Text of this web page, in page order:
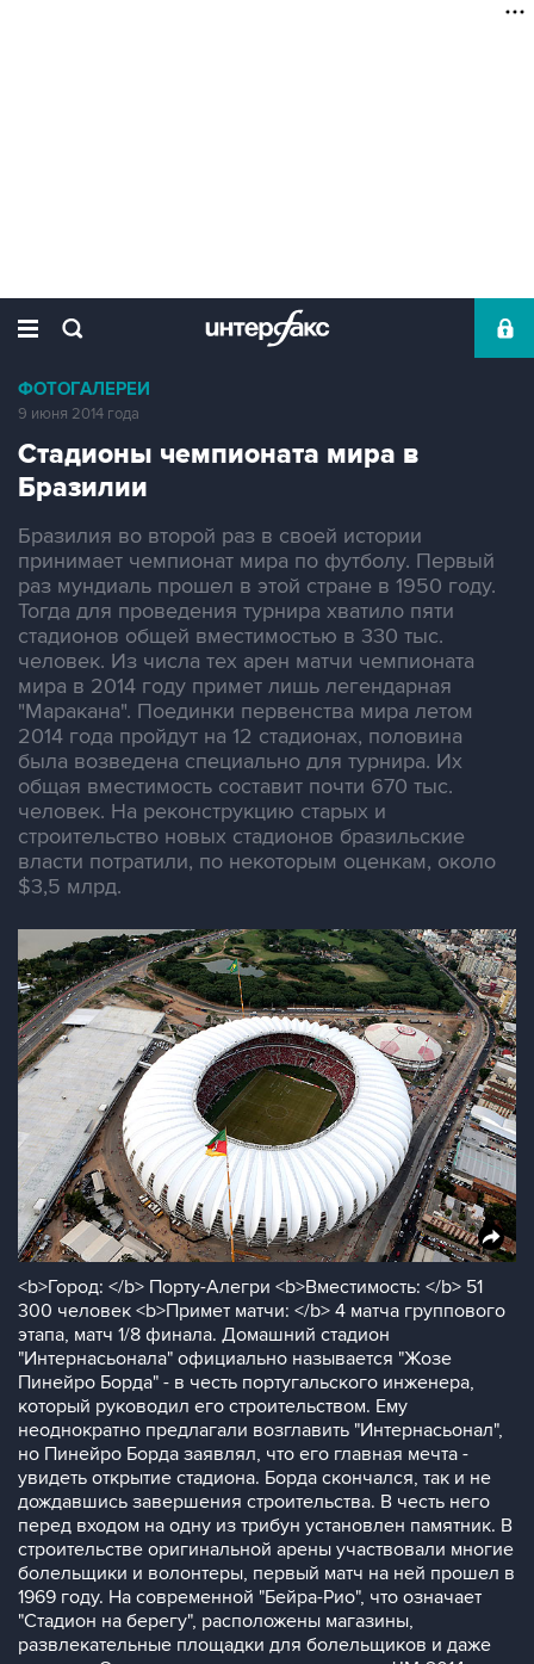
ФОТОГАЛЕРЕИ
9 июня 2014 года
Стадионы чемпионата мира в
Бразилии
Бразилия во второй раз в своей истории
принимает чемпионат мира по футболу. Первый
раз мундиаль прошел в этой стране в 1950 году.
Тогда для проведения турнира хватило пяти
стадионов общей вместимостью в 330 тыс.
человек. Из числа тех арен матчи чемпионата
мира в 2014 году примет лишь легендарная
"Маракана". Поединки первенства мира летом
2014 года пройдут на 12 стадионах, половина
была возведена специально для турнира. Их
общая вместимость составит почти 670 тыс.
человек. На реконструкцию старых и
строительство новых стадионов бразильские
власти потратили, по некоторым оценкам, около
$3,5 млрд.
<b>Город: </b> Порту-Алегри <b>Вместимость: </b> 51
300 человек <b>Примет матчи: </b> 4 матча группового
этапа, матч 1/8 финала. Домашний стадион
"Интернасьонала" официально называется "Жозе
Пинейро Борда" - в честь португальского инженера,
который руководил его строительством. Ему
неоднократно предлагали возглавить "Интернасьонал",
но Пинейро Борда заявлял, что его главная мечта -
увидеть открытие стадиона. Борда скончался, так и не
дождавшись завершения строительства. В честь него
перед входом на одну из трибун установлен памятник. В
строительстве оригинальной арены участвовали многие
болельщики и волонтеры, первый матч на ней прошел в
1969 году. На современной "Бейра-Рио", что означает
"Стадион на берегу", расположены магазины,
развлекательные площадки для болельщиков и даже